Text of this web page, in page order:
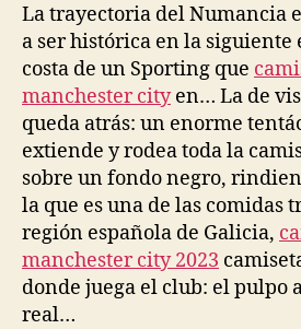
La trayectoria del Numancia
a ser histórica en la
costa de un Sporting que
manchester cityen… La de
queda atrás: un enorme
extiende y rodea toda la
sobre un fondo negro,
la que es una de las comidas
región española de Galicia,
manchester city 2023
donde juega el club: el pulpo
real…